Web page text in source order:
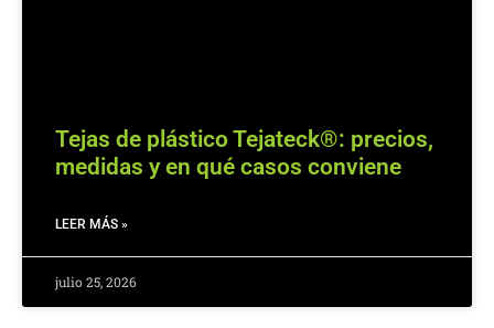
Tejas de plástico Tejateck®: precios,
medidas y en qué casos conviene
LEER MÁS »
julio 25, 2026